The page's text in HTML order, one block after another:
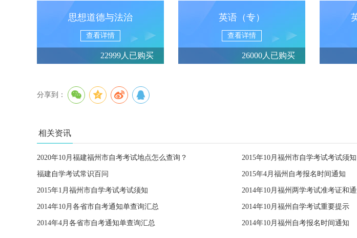
思想道德与法治
查看详情
22999人已购买
英语（专）
查看详情
26000人已购买
分享到：
相关资讯
2020年10月福建福州市自考考试地点怎么查询？ 2015年10月福州市自学考试考试须知
福建自学考试常识百问 2015年4月福州自考报名时间通知
2015年1月福州市自学考试考试须知 2014年10月福州两学考试准考证和
2014年10月各省市自考通知单查询汇总 2014年10月福州自学考试重要提示
2014年4月各省市自考通知单查询汇总 2014年10月福州自考报名时间通知